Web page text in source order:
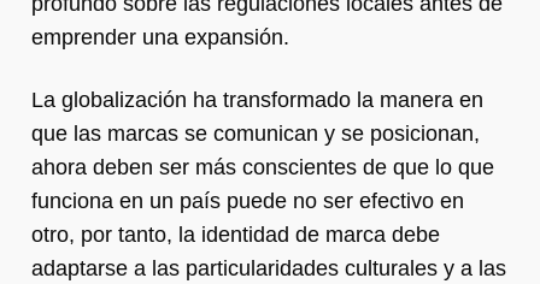
emprender una expansión.
La globalización ha transformado la manera en
que las marcas se comunican y se posicionan,
ahora deben ser más conscientes de que lo que
funciona en un país puede no ser efectivo en
otro, por tanto, la identidad de marca debe
adaptarse a las particularidades culturales y a las